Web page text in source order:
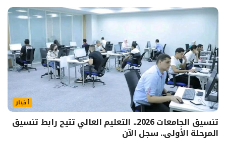
أخبار
تنسيق الجامعات 2026.. التعليم العالي تتيح رابط تنسيق
المرحلة الأولى.. سجل الآن